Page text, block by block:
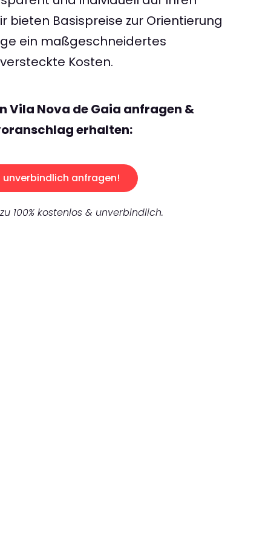
bieten Basispreise zur Orientierung
ein maßgeschneidertes
Kosten.
Vila Nova de Gaia anfragen &
erhalten:
unverbindlich anfragen!
100% kostenlos & unverbindlich.